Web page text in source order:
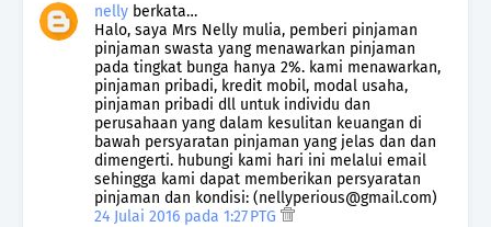
nelly berkata…
Halo, saya Mrs Nelly mulia, pemberi pinjaman
pinjaman swasta yang menawarkan pinjaman
pada tingkat bunga hanya 2%. kami menawarkan,
pinjaman pribadi, kredit mobil, modal usaha,
pinjaman pribadi dll untuk individu dan
perusahaan yang dalam kesulitan keuangan di
bawah persyaratan pinjaman yang jelas dan dan
dimengerti. hubungi kami hari ini melalui email
sehingga kami dapat memberikan persyaratan
pinjaman dan kondisi: (nellyperious@gmail.com)
24 Julai 2016 pada 1:27 PTG